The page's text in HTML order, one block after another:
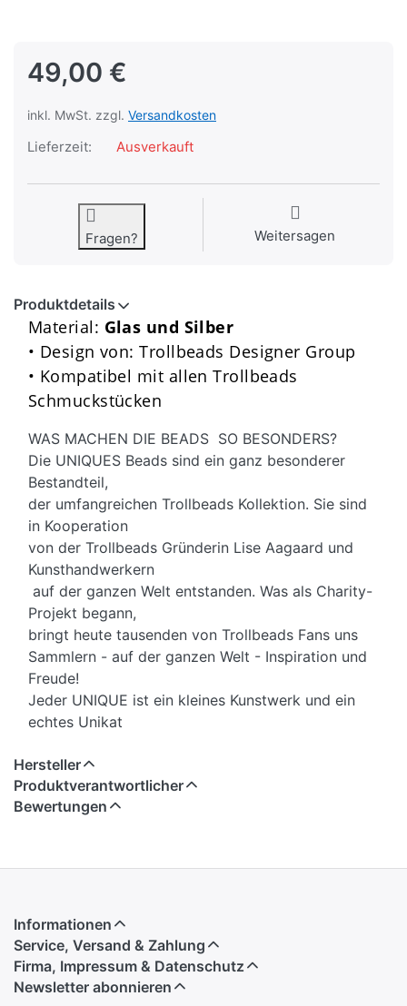
49,00 €
inkl. MwSt. zzgl. Versandkosten
Lieferzeit: Ausverkauft
Fragen? Weitersagen
Produktdetails
Material: Glas und Silber
• Design von: Trollbeads Designer Group
• Kompatibel mit allen Trollbeads
Schmuckstücken
WAS MACHEN DIE BEADS SO BESONDERS?
Die UNIQUES Beads sind ein ganz besonderer
Bestandteil,
der umfangreichen Trollbeads Kollektion. Sie sind
in Kooperation
von der Trollbeads Gründerin Lise Aagaard und
Kunsthandwerkern
auf der ganzen Welt entstanden. Was als Charity-
Projekt begann,
bringt heute tausenden von Trollbeads Fans uns
Sammlern - auf der ganzen Welt - Inspiration und
Freude!
Jeder UNIQUE ist ein kleines Kunstwerk und ein
echtes Unikat
Hersteller
Produktverantwortlicher
Bewertungen
Informationen
Service, Versand & Zahlung
Firma, Impressum & Datenschutz
Newsletter abonnieren